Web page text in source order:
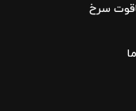
سرخ